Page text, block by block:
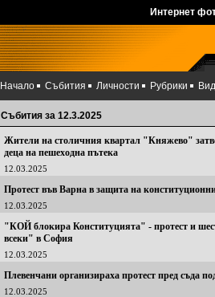
Интернет
Начало Събития Личности Рубрики
Събития за 12.3.2025
Жители на столичния квартал "Княжево"
деца на пешеходна пътека
12.03.2025
Протест във Варна в защита на
12.03.2025
"КОЙ блокира Конституцията" - протест и
всеки" в София
12.03.2025
Плевенчани организираха протест пред съда
12.03.2025